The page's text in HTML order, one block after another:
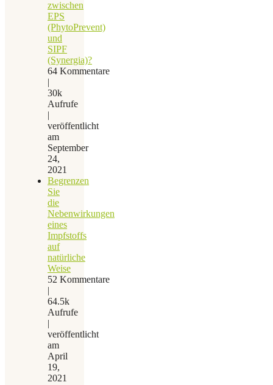
zwischen
EPS
(PhytoPrevent)
und
SIPF
(Synergia)?
64 Kommentare
|
30k
Aufrufe
|
veröffentlicht
am
September
24,
2021
Begrenzen
Sie
die
Nebenwirkungen
eines
Impfstoffs
auf
natürliche
Weise
52 Kommentare
|
64.5k
Aufrufe
|
veröffentlicht
am
April
19,
2021